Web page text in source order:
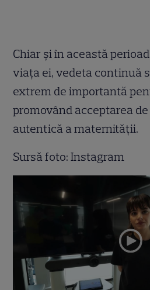
Chiar și în această
viața ei, vedeta continuă
extrem de importantă
promovând acceptarea
autentică a maternității.
Sursă foto: Instagram